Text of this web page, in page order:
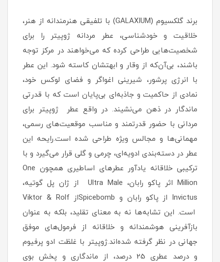
برند گلکسیوم (GALAXIUM) با تلفیقی هنرمندانه از هنر،
خلاقیت و خودشناسی، عطر مردانه ژوپیتر را برای
شخصیت‌هایی طراحی کرده که می‌خواهند در مرکز توجه
باشند، بی‌آن‌که از وقار و ابهتشان کاسته شود. این عطر
با انرژی پرشور، شیرینی اغواگر و فضای لوکس خود،
نمادی از حاکمیت و جاذبه‌ای بی‌پایان است که با قدرتی
ماندگار در ذهن می‌نشیند. در واقع عطر ژوپیتر برای
مردانی با حضور قدرتمند و مناسب موقعیت‌های رسمی،
مهمانی‌ها و مجالس ویژه طراحی شده است.رایحه این
عطر در دسته‌بندی ادویه‌ای، چرمی و گلی قرار می‌گیرد و با
ترکیبی خلاقانه یادآور عطرهای اساطیری همچون One
Million اثر پاکو رابان، Ultra Male از ژان پل گوتیه،
Invictus از پاکو رابان و Spicebombاز Viktor & Rolf
است. این تشابه‌ها نه به معنای تقلید، بلکه به عنوان
بازآفرینی هوشمندانه و خلاقانه از فرمول‌های موفق
جهانی در نظر گرفته شده‌اند.ژوپیتر با غلظت ادو پرفیوم
و درصد عطری 25 درصد، از ماندگاری و پخش بوی